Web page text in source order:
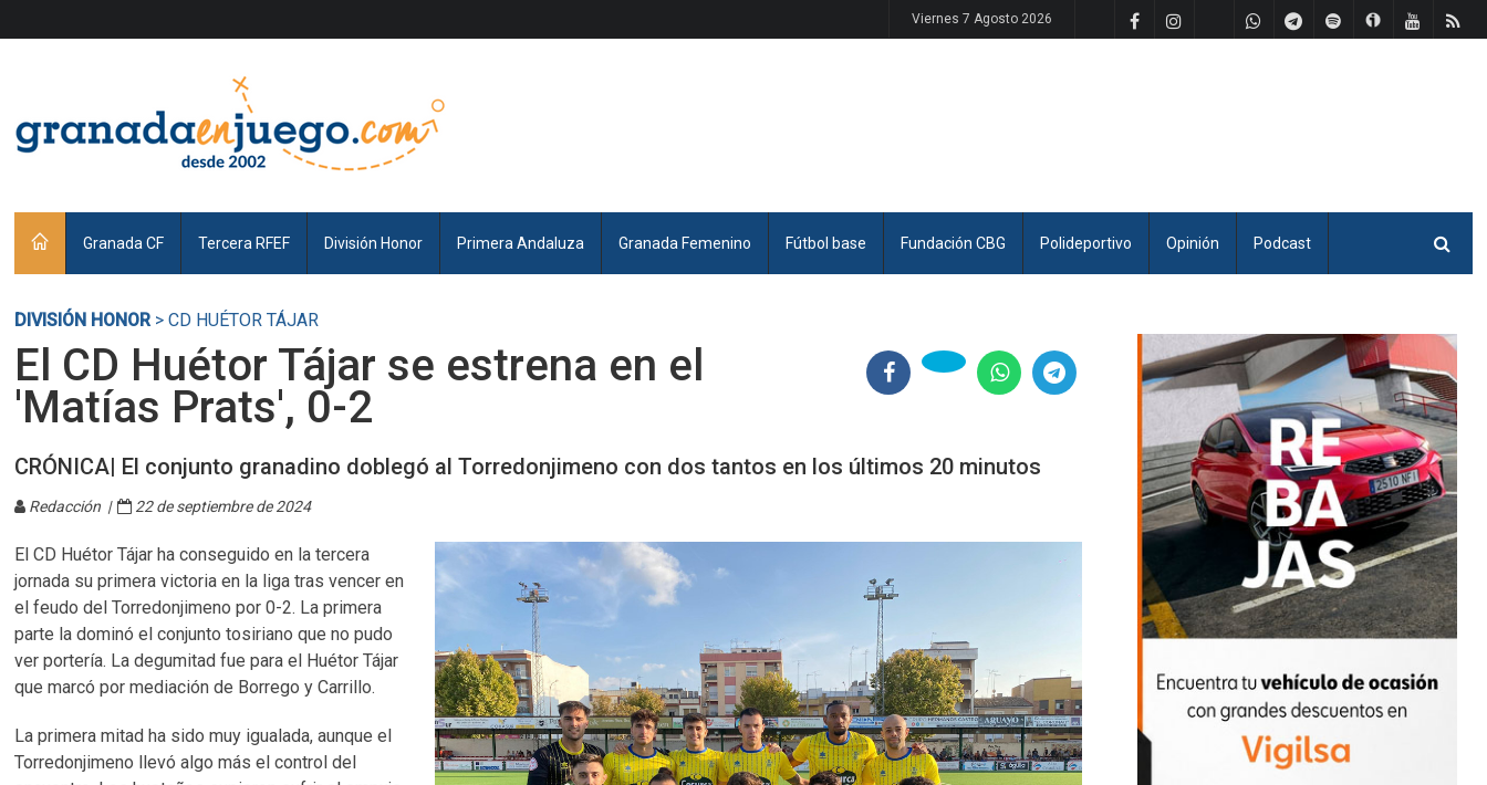
Viernes 7 Agosto 2026
Granada CF Tercera RFEF División Honor Primera Andaluza Granada Femenino Fútbol base Fundación CBG Polideportivo Opinión Podcast
DIVISIÓN HONOR> CD HUÉTOR TÁJAR
El CD Huétor Tájar se estrena en el
'Matías Prats', 0-2
CRÓNICA| El conjunto granadino doblegó al Torredonjimeno con dos tantos en los últimos 20 minutos
Redacción | 22 de septiembre de 2024
El CD Huétor Tájar ha conseguido en la tercera
jornada su primera victoria en la liga tras vencer en
el feudo del Torredonjimeno por 0-2. La primera
parte la dominó el conjunto tosiriano que no pudo
ver portería. La degumitad fue para el Huétor Tájar
que marcó por mediación de Borrego y Carrillo.
La primera mitad ha sido muy igualada, aunque el
Torredonjimeno llevó algo más el control del